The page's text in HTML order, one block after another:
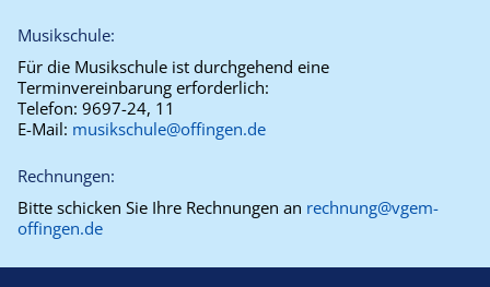
Musikschule:
Für die Musikschule ist durchgehend eine
Terminvereinbarung erforderlich:
Telefon: 9697-24, 11
E-Mail: musikschule@offingen.de
Rechnungen:
Bitte schicken Sie Ihre Rechnungen an rechnung@vgem-
offingen.de